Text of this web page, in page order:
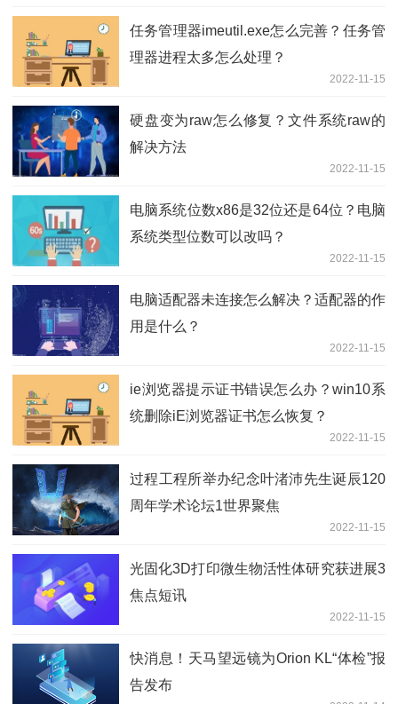
任务管理器imeutil.exe怎么完善？任务管
理器进程太多怎么处理？
2022-11-15
硬盘变为raw怎么修复？文件系统raw的
解决方法
2022-11-15
电脑系统位数x86是32位还是64位？电脑
系统类型位数可以改吗？
2022-11-15
电脑适配器未连接怎么解决？适配器的作
用是什么？
2022-11-15
ie浏览器提示证书错误怎么办？win10系
统删除iE浏览器证书怎么恢复？
2022-11-15
过程工程所举办纪念叶渚沛先生诞辰120
周年学术论坛1世界聚焦
2022-11-15
光固化3D打印微生物活性体研究获进展3
焦点短讯
2022-11-15
快消息！天马望远镜为Orion KL“体检”报
告发布